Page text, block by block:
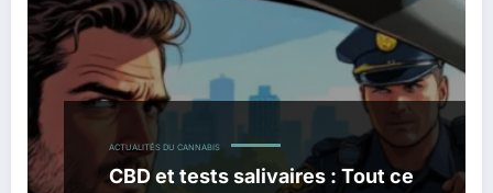
ACTUALITÉS DU CANNABIS
CBD et tests salivaires : Tout ce